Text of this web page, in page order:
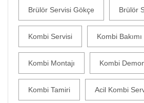
Brülör Servisi Gökçe Brülör
Kombi Servisi Kombi Bakımı
Kombi Montajı Kombi
Kombi Tamiri Acil Kombi